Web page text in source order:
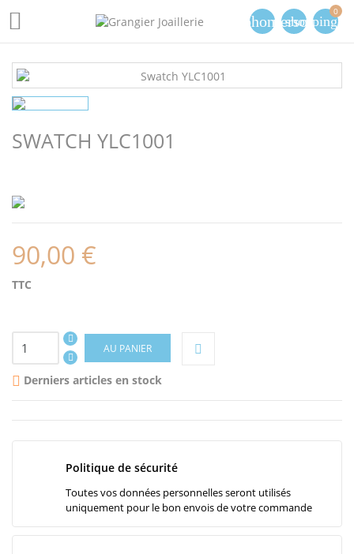
 phoneperson
0
SWATCH YLC1001
90,00 €
TTC
AU PANIER
 Derniers articles en stock
Politique de sécurité
Toutes vos données personnelles seront utilisés
uniquement pour le bon envois de votre commande